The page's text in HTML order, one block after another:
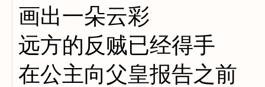
画出一朵云彩
远方的反贼已经得手
在公主向父皇报告之前